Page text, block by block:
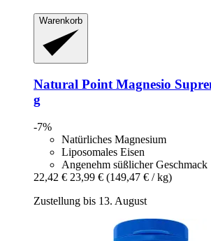
Warenkorb
Natural Point Magnesio
g
-7%
Natürliches Magnesium
Liposomales Eisen
Angenehm süßlicher Geschmack
22,42 € 23,99 € (149,47 € / kg)
Zustellung bis 13. August